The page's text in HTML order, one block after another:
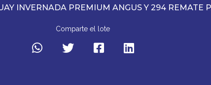
INVERNADA PREMIUM ANGUS Y 294 REMATE
Comparte el lote